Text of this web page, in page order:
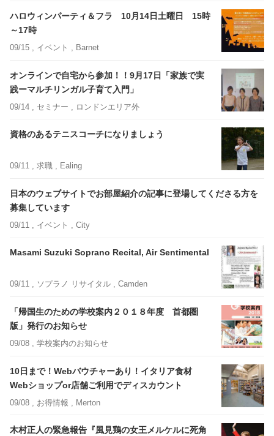
ハロウィンパーティ＆フラ 10月14日土曜日 15時
～17時
09/15 , イベント , Barnet
オンラインで自宅から参加！！9月17日「家族で実
践ーマルチリンガル子育て入門」
09/14 , セミナー , ロンドンエリア外
資格のあるテニスコーチになりましょう
09/11 , 求職 , Ealing
日本のウェブサイトでお部屋紹介の記事に登場してくださる方を
募集しています
09/11 , イベント , City
Masami Suzuki Soprano Recital, Air Sentimental
09/11 , ソプラノ リサイタル , Camden
「帰国生のための学校案内２０１８年度 首都圏
版」発行のお知らせ
09/08 , 学校案内のお知らせ
10日まで！Webバウチャーあり！イタリア食材
Webショップor店舗ご利用でディスカウント
09/08 , お得情報 , Merton
木村正人の緊急報告『風見鶏の女王メルケルに死角